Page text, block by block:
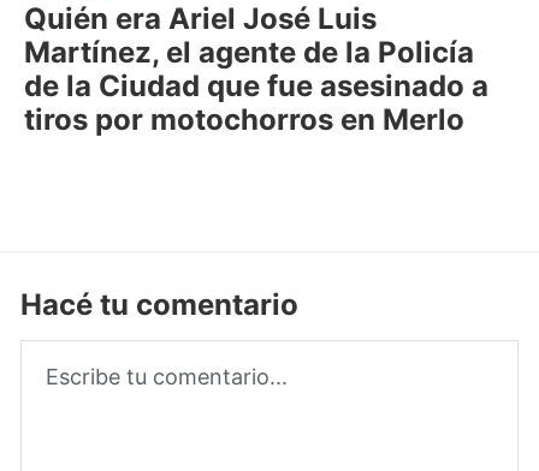
Quién era Ariel José Luis
Martínez, el agente de la Policía
de la Ciudad que fue asesinado a
tiros por motochorros en Merlo
Hacé tu comentario